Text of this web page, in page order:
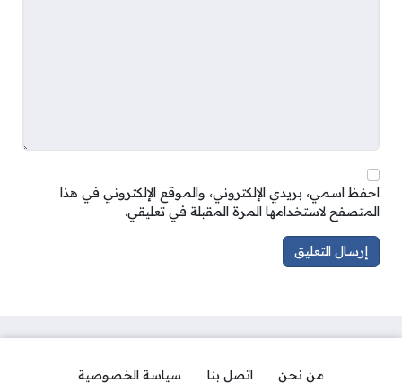
احفظ اسمي، بريدي الإلكتروني، والموقع الإلكتروني في هذا
المتصفح لاستخدامها المرة المقبلة في تعليقي.
من نحن اتصل بنا سياسة الخصوصية